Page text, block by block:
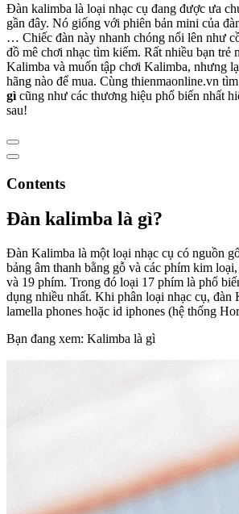
Đàn kalimba là loại nhạc cụ đang được ưa
gần đây. Nó giống với phiên bản mini của
… Chiếc đàn này nhanh chóng nổi lên như
đồ mê chơi nhạc tìm kiếm. Rất nhiều bạn trẻ
Kalimba và muốn tập chơi Kalimba, nhưng
hãng nào để mua. Cùng thienmaonline.vn
gì cũng như các thương hiệu phổ biến nhất
sau!
Contents
Đàn kalimba là gì?
Đàn Kalimba là một loại nhạc cụ có nguồn
bảng âm thanh bằng gỗ và các phím kim
và 19 phím. Trong đó loại 17 phím là phổ
dụng nhiều nhất. Khi phân loại nhạc cụ, đàn
lamella phones hoặc id iphones (hệ thống
Bạn đang xem: Kalimba là gì